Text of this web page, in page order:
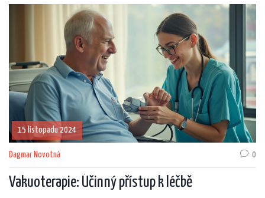
terapie je nejen kvalita použitého medu, ale i zkušenost maséra.
15 listopadu 2024
Dagmar Novotná 0
Vakuoterapie: Účinný přístup k léčbě